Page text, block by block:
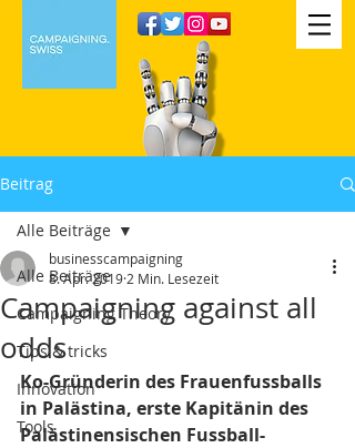
Beitrag
Alle Beiträge
Campaigning Theory
Tips & tricks
Innovation
Tools
Alle Beiträge
Campaigning against all
odds
businesscampaigning
8. Apr. 2019 2 Min. Lesezeit
Ko-Gründerin des Frauenfussballs
in Palästina, erste Kapitänin des
Palästinensischen Fussball-